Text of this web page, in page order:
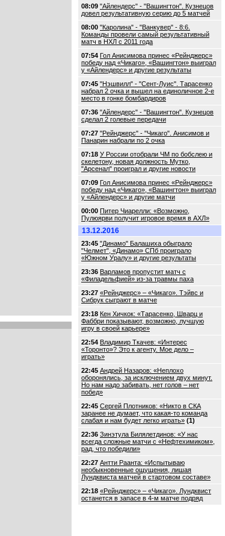
08:09 "Айлендерс" - "Вашингтон". Кузнецов
довел результативную серию до 5 матчей
08:00 "Каролина" - "Ванкувер" - 8:6.
Команды провели самый результативный
матч в НХЛ с 2011 года
07:54 Гол Анисимова принес «Рейнджерс»
победу над «Чикаго», «Вашингтон» выиграл
у «Айлендерс» и другие результаты
07:45 "Нэшвилл" - "Сент-Луис". Тарасенко
набрал 2 очка и вышел на единоличное 2-е
место в гонке бомбардиров
07:36 "Айлендерс" - "Вашингтон". Кузнецов
сделал 2 голевые передачи
07:27 "Рейнджерс" - "Чикаго". Анисимов и
Панарин набрали по 2 очка
07:18 У России отобрали ЧМ по бобслею и
скелетону, новая должность Мутко,
"Арсенал" проиграл и другие новости
07:09 Гол Анисимова принес «Рейнджерс»
победу над «Чикаго», «Вашингтон» выиграл
у «Айлендерс» и другие матчи
00:00 Питер Чиарелли: «Возможно,
Пулюярви получит игровое время в АХЛ»
13.12.2016
23:45 "Динамо" Балашиха обыграло
"Челмет", «Динамо» СПб проиграло
«Южном Уралу» и другие результаты
23:36 Варламов пропустит матч с
«Филадельфией» из-за травмы паха
23:27 «Рейнджерс» – «Чикаго». Тэйвс и
Сибрук сыграют в матче
23:18 Кен Хичкок: «Тарасенко, Шварц и
Фаббри показывают, возможно, лучшую
игру в своей карьере»
22:54 Владимир Ткачев: «Интерес
«Торонто»? Это к агенту. Мое дело –
играть»
22:45 Андрей Назаров: «Неплохо
оборонялись, за исключением двух минут.
Но нам надо забивать, нет голов – нет
побед»
22:45 Сергей Плотников: «Никто в СКА
заранее не думает, что какая-то команда
слабая и нам будет легко играть» (1)
22:36 Зинэтула Билялетдинов: «У нас
всегда сложные матчи с «Нефтехимиком»,
рад, что победили»
22:27 Антти Раанта: «Испытываю
необыкновенные ощущения, лишая
Лундквиста матчей в стартовом составе»
22:18 «Рейнджерс» – «Чикаго». Лундквист
останется в запасе в 4-м матче подряд